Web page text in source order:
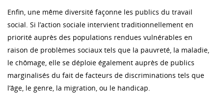
Enfin, une même diversité façonne les publics du travail
social. Si l’action sociale intervient traditionnellement en
priorité auprès des populations rendues vulnérables en
raison de problèmes sociaux tels que la pauvreté, la maladie,
le chômage, elle se déploie également auprès de publics
marginalisés du fait de facteurs de discriminations tels que
l’âge, le genre, la migration, ou le handicap.